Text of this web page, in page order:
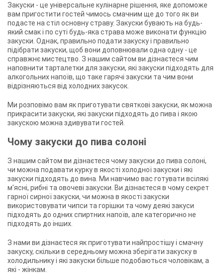
Закуски - це універсальне кулінарне рішення, яке допоможе
вам пригостити гостей чимось смачним ще до того як ви
подасте на стіл основну страву. Закуски бувають на будь-
який смак і по суті будь-яка страва може виконати функцію
закуски. Однак, правильно подати закуску і правильно
підібрати закуски, щоб вони доповнювали одна одну - це
справжнє мистецтво. З нашим сайтом ви дізнаєтеся чим
наповнити тарталетки для закуски, які закуски підходять для
алкогольних напоїв, що таке гарячі закуски та чим вони
відрізняються від холодних закусок.
Ми розповімо вам як приготувати святкові закуски, як можна
прикрасити закуски, які закуски підходять до пива і якою
закускою можна здивувати гостей.
Чому закуски до пива солоні
З нашим сайтом ви дізнаєтеся чому закуски до пива солоні,
чи можна подавати курку в якості холодної закуски і які
закуски підходять до вина. Ми навчимо вас готувати всілякі
м'ясні, рибні та овочеві закуски. Ви дізнаєтеся в чому секрет
гарної сирної закуски, чи можна в якості закуски
використовувати чипси та горішки та чому деякі закуси
підходять до одних спиртних напоїв, але категорично не
підходять до інших.
З нами ви дізнаєтеся як приготувати найпростішу і смачну
закуску, скільки в середньому можна зберігати закуску в
холодильнику і які закуски більше подобаються чоловікам, а
які - жінкам.